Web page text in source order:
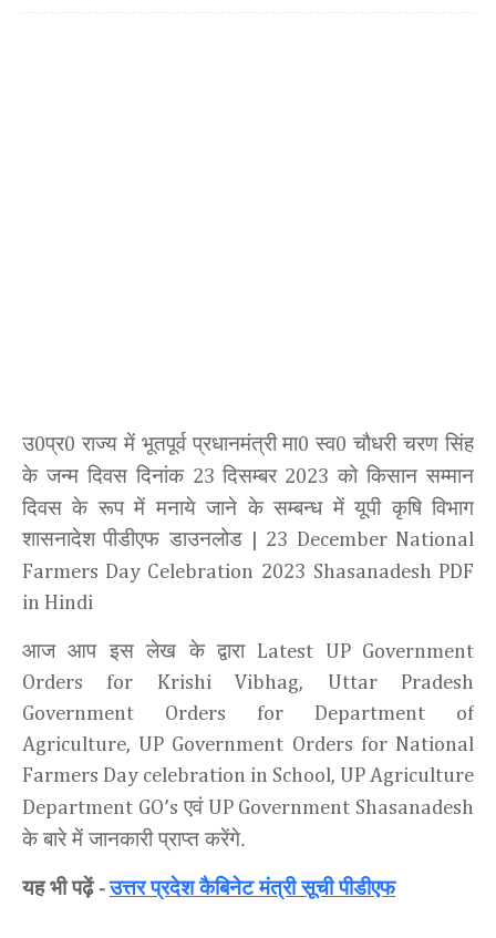
उ0प्र0 राज्य में भूतपूर्व प्रधानमंत्री मा0 स्व0 चौधरी चरण सिंह
के जन्म दिवस दिनांक 23 दिसम्बर2023 को किसान सम्मान
दिवस के रूप में मनाये जाने के सम्बन्ध में यूपी कृषि विभाग
शासनादेश पीडीएफ डाउनलोड
| 23 December National
Farmers Day Celebration 2023 Shasanadesh PDF
in Hindi
आज आप इस लेख के द्वारा Latest UP Government
Orders for Krishi Vibhag, Uttar Pradesh
Government Orders for Department of
Agriculture, UP Government Orders for National
Farmers Day celebration in School, UP Agriculture
Department GO’s एवंUP Government Shasanadesh
के बारे में जानकारी प्राप्त करेंगे.
यह भी पढ़ें -उत्तर प्रदेश कैबिनेट मंत्री सूची पीडीएफ